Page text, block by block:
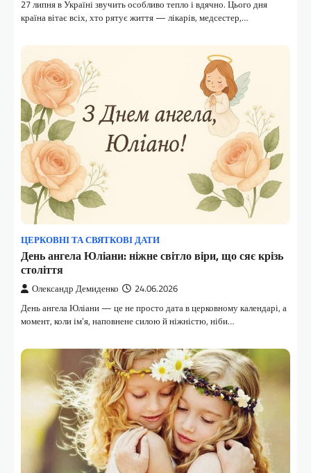
27 липня в Україні звучить особливо тепло і вдячно. Цього дня
країна вітає всіх, хто рятує життя — лікарів, медсестер,…
ЦЕРКОВНІ ТА СВЯТКОВІ ДАТИ
День ангела Юліани: ніжне світло віри, що сяє крізь
століття
Олександр Демиденко 24.06.2026
День ангела Юліани — це не просто дата в церковному календарі, а
момент, коли ім’я, наповнене силою й ніжністю, ніби…